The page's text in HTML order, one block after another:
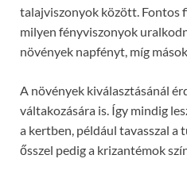
talajviszonyok között. Fontos
milyen fényviszonyok
növények napfényt, míg
A növények kiválasztásánál
váltakozására is. Így mindig
a kertben, például tavasszal a
ősszel pedig a krizantémok